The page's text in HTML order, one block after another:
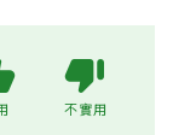
不實用